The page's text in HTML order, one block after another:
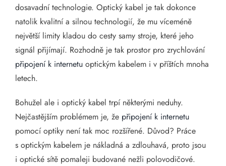
dosavadní technologie. Optický kabel je tak dokonce
natolik kvalitní a silnou technologií, že mu víceméně
největší limity kladou do cesty samy stroje, které jeho
signál přijímají. Rozhodně je tak prostor pro zrychlování
připojení k internetu optickým kabelem i v příštích mnoha
letech.
Bohužel ale i optický kabel trpí některými neduhy.
Nejčastějším problémem je, že připojení k internetu
pomocí optiky není tak moc rozšířené. Důvod? Práce
s optickým kabelem je nákladná a zdlouhavá, proto jsou
i optické sítě pomaleji budované nežli polovodičové.